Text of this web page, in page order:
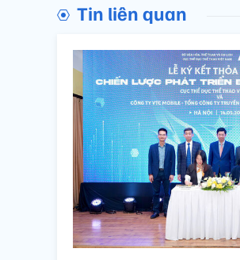
Tin liên quan